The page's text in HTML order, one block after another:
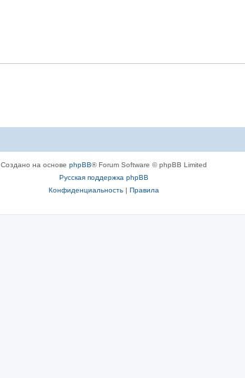
Создано на основе phpBB® Forum Software © phpBB Limited
Русская поддержка phpBB
Конфиденциальность| Правила